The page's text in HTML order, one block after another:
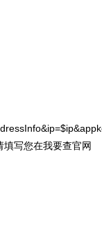
写您在我要查官网